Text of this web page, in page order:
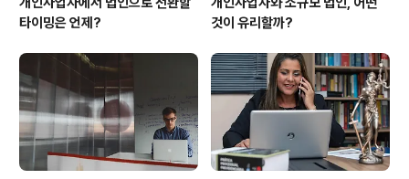
타이밍은 언제?
것이 유리할까?